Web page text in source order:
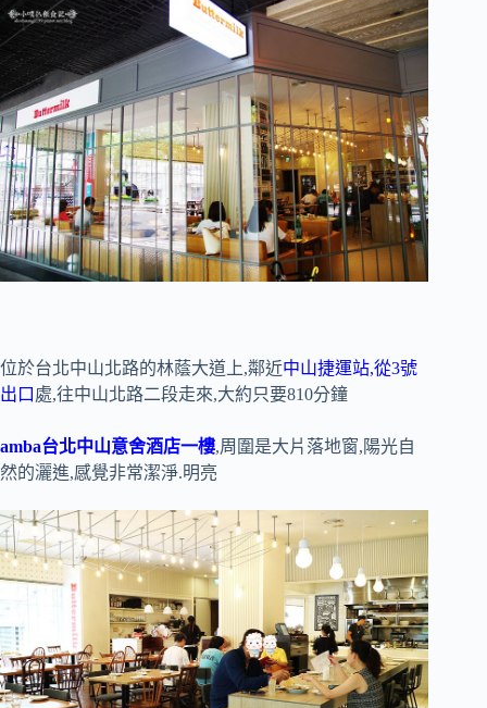
位於台北中山北路的林蔭大道上,鄰近中山捷運站,從3號
出口 處,往中山北路二段走來,大約只要810分鐘
amba台北中山意舍酒店一樓,周圍是大片落地窗,陽光自
然的灑進,感覺非常潔淨.明亮